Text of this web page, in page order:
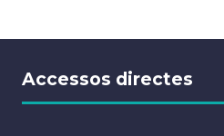
Accessos directes